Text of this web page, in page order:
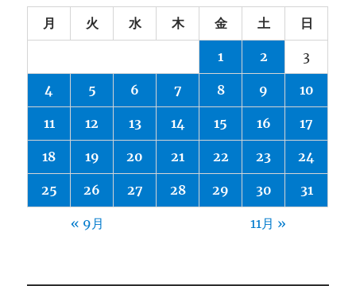
月 火 水 木 金 土 日
1 2 3
4 5 6 7 8 9 10
11 12 13 14 15 16 17
18 19 20 21 22 23 24
25 26 27 28 29 30 31
« 9月 11月 »